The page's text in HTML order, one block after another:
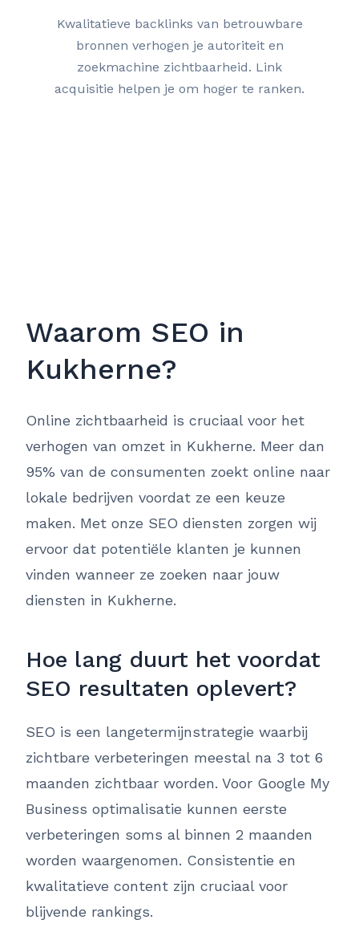
Kwalitatieve backlinks van betrouwbare
bronnen verhogen je autoriteit en
zoekmachine zichtbaarheid. Link
acquisitie helpen je om hoger te ranken.
Waarom SEO in
Kukherne?
Online zichtbaarheid is cruciaal voor het
verhogen van omzet in Kukherne. Meer dan
95% van de consumenten zoekt online naar
lokale bedrijven voordat ze een keuze
maken. Met onze SEO diensten zorgen wij
ervoor dat potentiële klanten je kunnen
vinden wanneer ze zoeken naar jouw
diensten in Kukherne.
Hoe lang duurt het voordat
SEO resultaten oplevert?
SEO is een langetermijnstrategie waarbij
zichtbare verbeteringen meestal na 3 tot 6
maanden zichtbaar worden. Voor Google My
Business optimalisatie kunnen eerste
verbeteringen soms al binnen 2 maanden
worden waargenomen. Consistentie en
kwalitatieve content zijn cruciaal voor
blijvende rankings.